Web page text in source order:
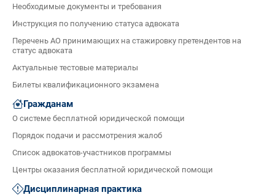
Необходимые документы и требования
Инструкция по получению статуса адвоката
Перечень АО принимающих на стажировку претендентов на
статус адвоката
Актуальные тестовые материалы
Билеты квалификационного экзамена
Гражданам
О системе бесплатной юридической помощи
Порядок подачи и рассмотрения жалоб
Список адвокатов-участников программы
Центры оказания бесплатной юридической помощи
Дисциплинарная практика